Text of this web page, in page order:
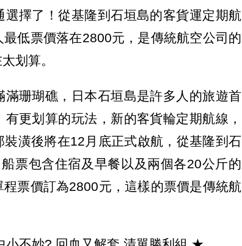
選擇了！從基隆到石垣島的客貨運定期航
低票價落在2800元，是傳統航空公司的
划算。
珊瑚礁，日本石垣島是許多人的旅遊首
更划算的玩法，新的客貨輪定期航線，
潢後將在12月底正式啟航，從基隆到石
票包含住宿及早餐以及兩個各20公斤的
票價訂為2800元，這樣的票價是傳統航